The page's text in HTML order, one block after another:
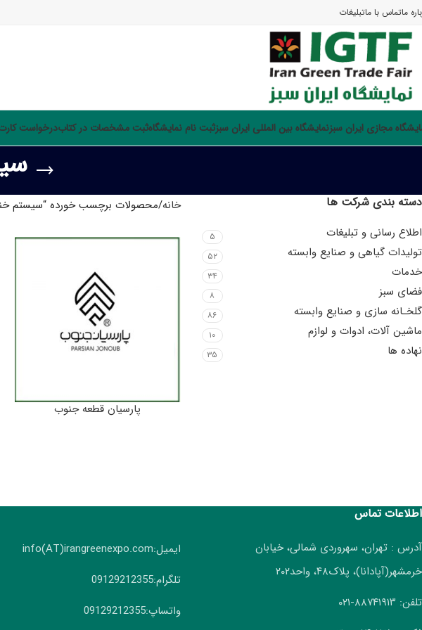
ماتماس با ماتبلیغات
مجازی ایران سبزنمایشگاه بین المللی ایران سبزثبت نام نمایشگاهثبت مشخصات در کتابدرخواست
دسته بندی شرکت ها
اطلاع رسانی و تبلیغات ۵
تولیدات گیاهی و صنایع وابسته ۵۲
خدمات ۳۴
فضای سبز ۸
گلخـانه سازی و صنایع وابسته ۸۶
ماشین آلات، ادوات و لوازم ۱۰
نهاده ها ۳۵
خانه محصولات برچسب خورده “سیستم
پارسیان قطعه جنوب
اطلاعات تماس
آدرس : تهران، سهروردی شمالی، خیابان
خرمشهر(آپادانا)، پلاک۴۸، واحد۲۰۲
تلفن: ۸۸۷۴۱۹۱۳-۰۲۱
ایمیل:info(AT)irangreenexpo.com
تلگرام:09129212355
واتساپ:09129212355